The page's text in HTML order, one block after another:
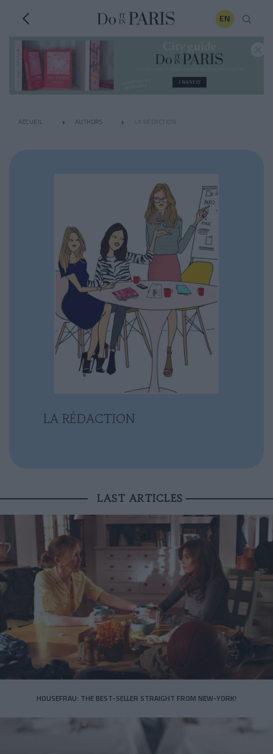
EN
ACCUEIL AUTHORS LA RÉDACTION
LA RÉDACTION
LAST ARTICLES
HOUSEFRAU: THE BEST-SELLER STRAIGHT FROM NEW-YORK!